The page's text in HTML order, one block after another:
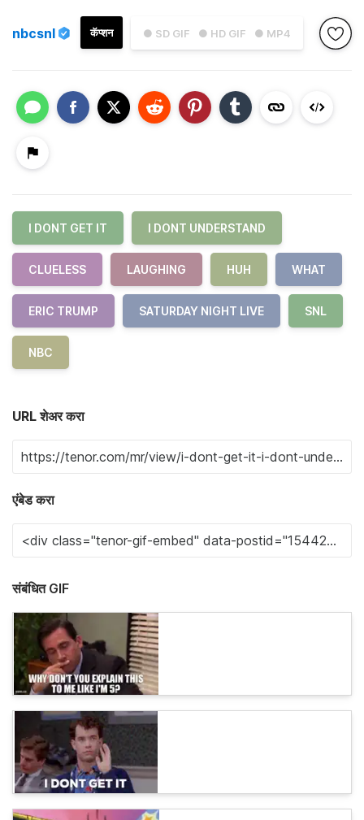
● SD GIF ● HD GIF ● MP4
कॅप्शन
nbcsnl
I DONT GET IT I DONT UNDERSTAND
CLUELESS LAUGHING HUH WHAT
ERIC TRUMP SATURDAY NIGHT LIVE SNL
NBC
URL शेअर करा
एंबेड करा
संबंधित GIF